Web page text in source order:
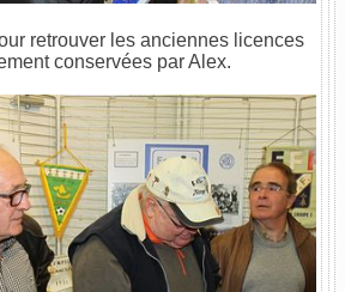
retrouver les anciennes licences
conservées par Alex.